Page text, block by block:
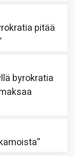
pitää
byrokratia
”